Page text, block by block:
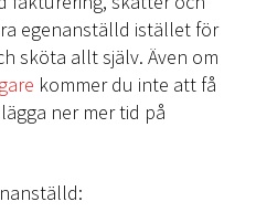
egenanställd istället för
sköta allt själv. Även om
kommer du inte att få
ner mer tid på